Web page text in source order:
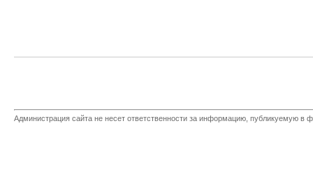
Администрация сайта не несет ответственности за информацию, публикуемую